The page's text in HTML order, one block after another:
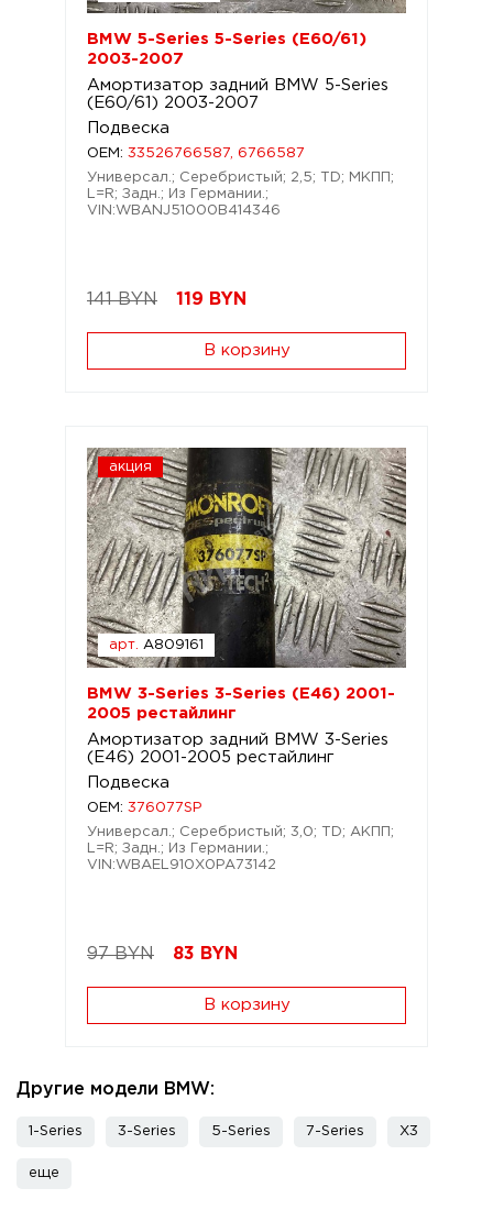
BMW 5-Series 5-Series (E60/61)
2003-2007
Амортизатор задний BMW 5-Series
(E60/61) 2003-2007
Подвеска
OEM: 33526766587, 6766587
Универсал.; Серебристый; 2,5; TD; МКПП;
L=R; Задн.; Из Германии.;
VIN:WBANJ51000B414346
141 BYN 119 BYN
В корзину
акция
арт. A809161
BMW 3-Series 3-Series (E46) 2001-
2005 рестайлинг
Амортизатор задний BMW 3-Series
(E46) 2001-2005 рестайлинг
Подвеска
OEM: 376077SP
Универсал.; Серебристый; 3,0; TD; АКПП;
L=R; Задн.; Из Германии.;
VIN:WBAEL910X0PA73142
97 BYN 83 BYN
В корзину
Другие модели BMW:
1-Series 3-Series 5-Series 7-Series X3
еще